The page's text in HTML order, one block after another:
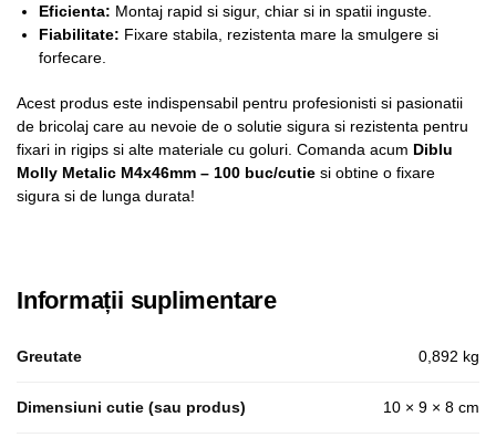
Eficienta: Montaj rapid si sigur, chiar si in spatii inguste.
Fiabilitate: Fixare stabila, rezistenta mare la smulgere si
forfecare.
Acest produs este indispensabil pentru profesionisti si pasionatii
de bricolaj care au nevoie de o solutie sigura si rezistenta pentru
fixari in rigips si alte materiale cu goluri. Comanda acum Diblu
Molly Metalic M4x46mm – 100 buc/cutie si obtine o fixare
sigura si de lunga durata!
Informații suplimentare
Greutate 0,892 kg
Dimensiuni cutie (sau produs) 10 × 9 × 8 cm